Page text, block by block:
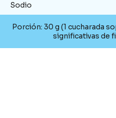
Sodio
Porción: 30 g (1 cucharada
significativas de